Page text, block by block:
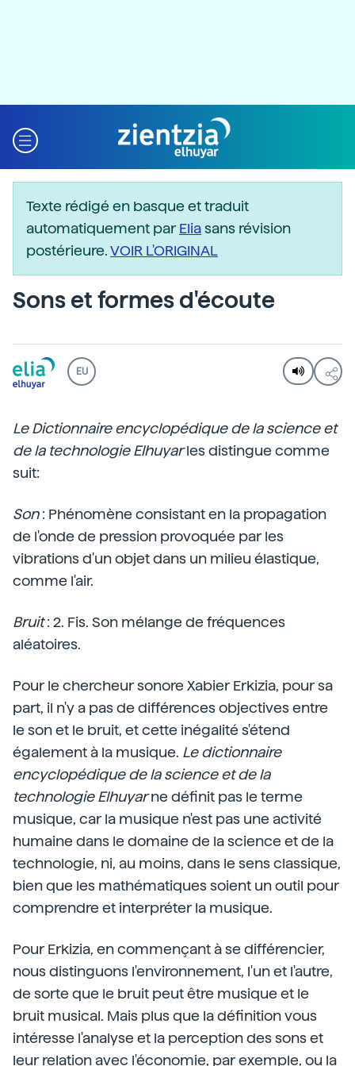
Texte rédigé en basque et traduit
automatiquement parEliasans révision
postérieure.VOIR L'ORIGINAL
Sons et formes d'écoute
EU
Le Dictionnaire encyclopédique de la science et
de la technologie Elhuyarles distingue comme
suit:
Son: Phénomène consistant en la propagation
de l'onde de pression provoquée par les
vibrations d'un objet dans un milieu élastique,
comme l'air.
Bruit: 2. Fis. Son mélange de fréquences
aléatoires.
Pour le chercheur sonore Xabier Erkizia, pour sa
part, il n'y a pas de différences objectives entre
le son et le bruit, et cette inégalité s'étend
également à la musique. Le dictionnaire
encyclopédique de la science et de la
technologie Elhuyarne définit pas le terme
musique, car la musique n'est pas une activité
humaine dans le domaine de la science et de la
technologie, ni, au moins, dans le sens classique,
bien que les mathématiques soient un outil pour
comprendre et interpréter la musique.
Pour Erkizia, en commençant à se différencier,
nous distinguons l'environnement, l'un et l'autre,
de sorte que le bruit peut être musique et le
bruit musical. Mais plus que la définition vous
intéresse l'analyse et la perception des sons et
leur relation avec l'économie, par exemple, ou la